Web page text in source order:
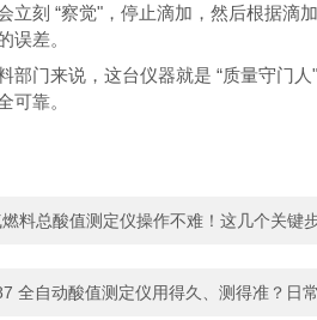
立刻 “察觉"，停止滴加，然后根据
误差。
部门来说，这台仪器就是 “质量守门
可靠。
料总酸值测定仪操作不难！这几个关键
全自动酸值测定仪用得久、测得准？日